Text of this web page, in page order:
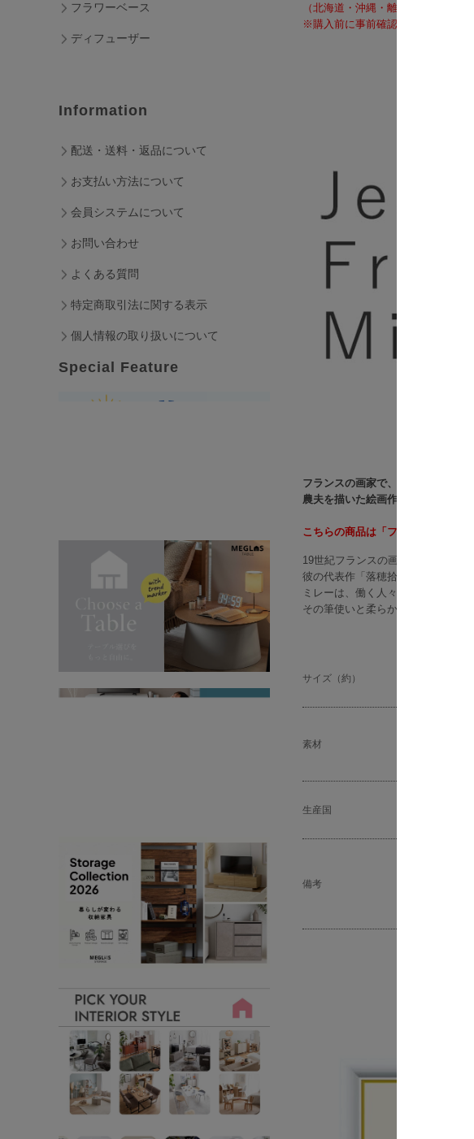
（北海道・沖縄・離島への配送は
※購入前に事前確認も可能となりま
フランスの画家で、 バルビゾン派
農夫を描いた絵画作品で有名。
こちらの商品は「フレーム付き」と
19世紀フランスの画家で、農民の
彼の代表作「落穂拾い」や「晩鐘
ミレーは、働く人々や自然と共に
その筆使いと柔らかな色彩は、見
サイズ（約）
素材
生産国
備考
フラワーベース
ディフューザー
Information
配送・送料・返品について
お支払い方法について
会員システムについて
お問い合わせ
よくある質問
特定商取引法に関する表示
個人情報の取り扱いについて
Special Feature